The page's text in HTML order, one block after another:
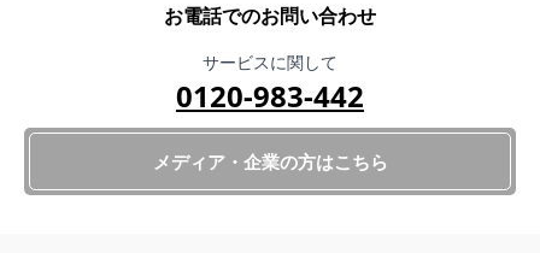
お電話でのお問い合わせ
サービスに関して
0120-983-442
メディア・企業の方はこちら